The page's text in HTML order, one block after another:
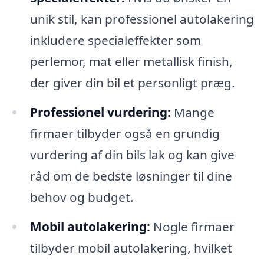
unik stil, kan professionel autolakering
inkludere specialeffekter som
perlemor, mat eller metallisk finish,
der giver din bil et personligt præg.
Professionel vurdering: Mange
firmaer tilbyder også en grundig
vurdering af din bils lak og kan give
råd om de bedste løsninger til dine
behov og budget.
Mobil autolakering: Nogle firmaer
tilbyder mobil autolakering, hvilket